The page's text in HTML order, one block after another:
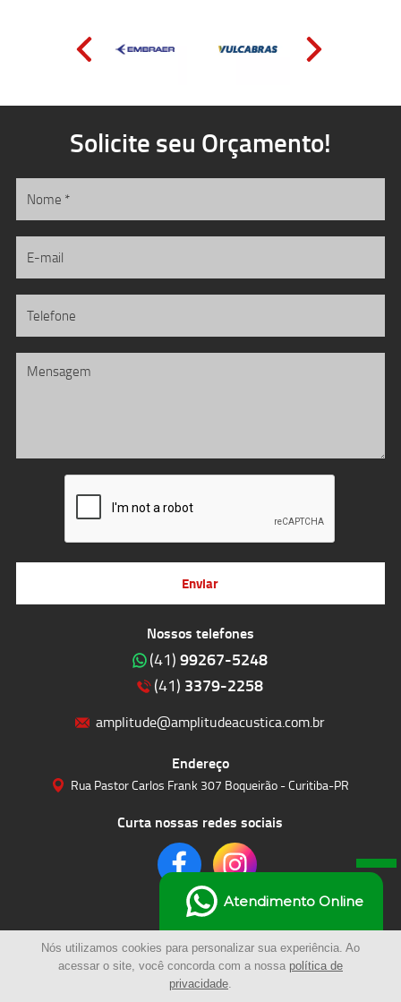
Nossos telefones
(41) 99267-5248
(41) 3379-2258
amplitude@amplitudeacustica.com.br
Endereço
Rua Pastor Carlos Frank 307 Boqueirão - Curitiba-PR
Curta nossas redes sociais
Solicite seu Orçamento!
Enviar
© 2023 | Amplitude Soluções Acústicas LTDA | Todos os Direitos Reservados
Atendimento Online
Nós utilizamos cookies para personalizar sua experiência. Ao
acessar o site, você concorda com a nossa política de
privacidade.